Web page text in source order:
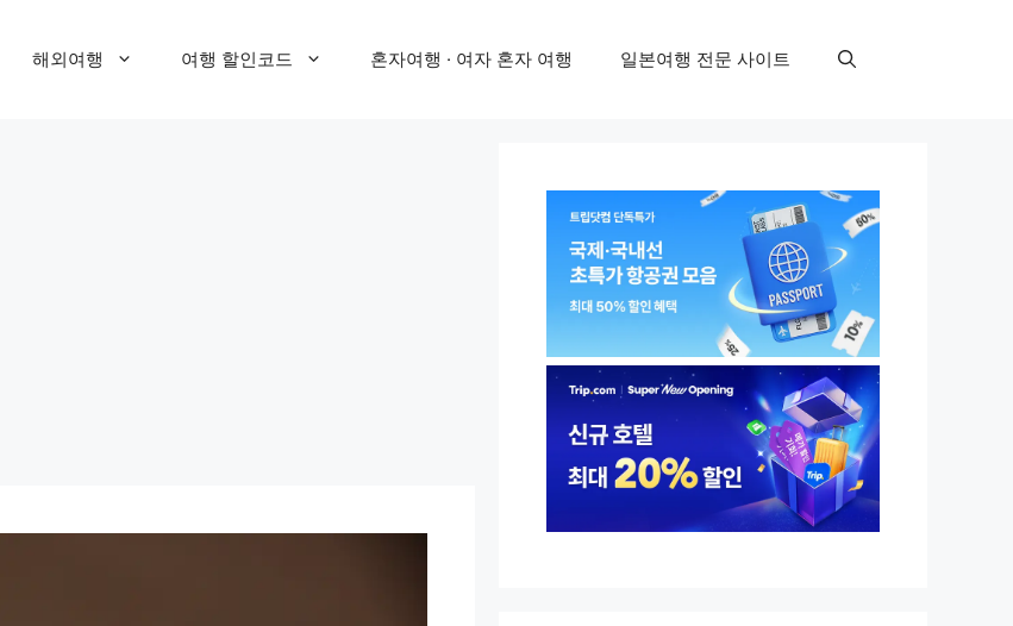
해외여행 여행 할인코드 혼자여행 · 여자 혼자 여행 일본여행 전문 사이트